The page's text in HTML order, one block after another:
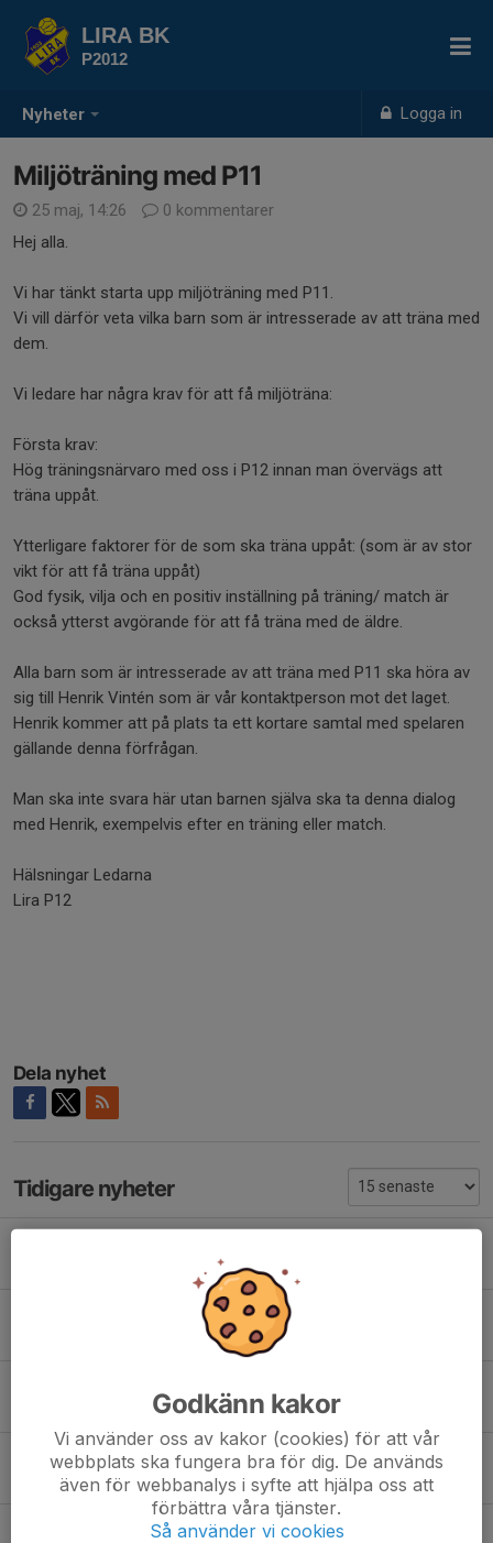
Nyheter Logga in
LIRA BK
P2012
Miljöträning med P11
25 maj, 14:26
0 kommentarer
Hej alla.
Vi har tänkt starta upp miljöträning med P11.
Vi vill därför veta vilka barn som är intresserade av att träna med
dem.
Vi ledare har några krav för att få miljöträna:
Första krav:
Hög träningsnärvaro med oss i P12 innan man övervägs att
träna uppåt.
Ytterligare faktorer för de som ska träna uppåt: (som är av stor
vikt för att få träna uppåt)
God fysik, vilja och en positiv inställning på träning/ match är
också ytterst avgörande för att få träna med de äldre.
Alla barn som är intresserade av att träna med P11 ska höra av
sig till Henrik Vintén som är vår kontaktperson mot det laget.
Henrik kommer att på plats ta ett kortare samtal med spelaren
gällande denna förfrågan.
Man ska inte svara här utan barnen själva ska ta denna dialog
med Henrik, exempelvis efter en träning eller match.
Hälsningar Ledarna
Lira P12
Dela nyhet
Tidigare nyheter
Bortamatch Pajala lördag 8 augusti
3 aug, 20:37 0
Gammelstad IF Cup Laguppställningar:
30 jul, 09:53 0
Info Gammelstad Cup
Godkänn kakor
Vi använder oss av kakor (cookies) för att vår
webbplats ska fungera bra för dig. De används
även för webbanalys i syfte att hjälpa oss att
förbättra våra tjänster.
Så använder vi cookies